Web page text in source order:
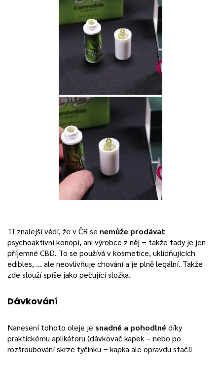
TI znalejší vědí, že v ČR se nemůže prodávat
psychoaktivní konopí, ani výrobce z něj = takže tady je jen
příjemné CBD. To se používá v kosmetice, uklidňujících
edibles, … ale neovlivňuje chování a je plně legální. Takže
zde slouží spíše jako pečující složka.
Dávkování
Nanesení tohoto oleje je snadné a pohodlné díky
praktickému aplikátoru (dávkovač kapek – nebo po
rozšroubování skrze tyčinku = kapka ale opravdu stačí!